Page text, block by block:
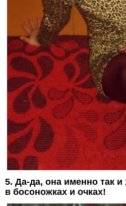
5. Да-да, она именно так и
в босоножках и очках!